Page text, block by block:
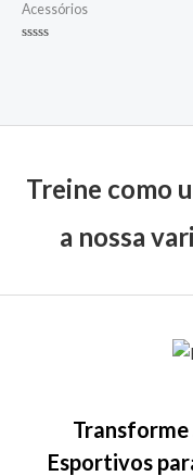
Acessórios
Treine como
a nossa
Transforme
Esportivos